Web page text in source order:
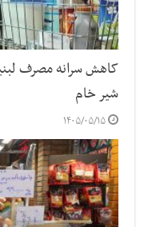
کاهش سرانه مصرف
شیر خام
۱۴۰۵/۰۵/۱۵